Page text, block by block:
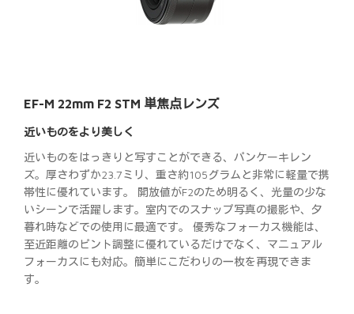
EF-M 22mm F2 STM 単焦点レンズ
近いものをより美しく
近いものをはっきりと写すことができる、パンケーキレン
ズ。厚さわずか23.7ミリ、重さ約105グラムと非常に軽量で携
帯性に優れています。 開放値がF2のため明るく、光量の少な
いシーンで活躍します。室内でのスナップ写真の撮影や、夕
暮れ時などでの使用に最適です。 優秀なフォーカス機能は、
至近距離のピント調整に優れているだけでなく、マニュアル
フォーカスにも対応。簡単にこだわりの一枚を再現できま
す。